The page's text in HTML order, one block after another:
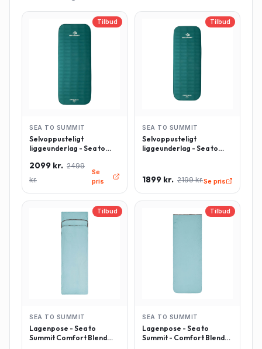
Tilbud
SEA TO SUMMIT
Selvoppusteligt
liggeunderlag - Sea to
Rektangulær - Large -
Grøn
2099 kr. 2499
kr.
Se
pris
Tilbud
SEA TO SUMMIT
Selvoppusteligt
liggeunderlag - Sea to
Grøn
1899 kr. 2199 kr.Se pris
Tilbud
SEA TO SUMMIT
Lagenpose - Sea to
Summit Comfort Blend
Tilbud
SEA TO SUMMIT
Lagenpose - Sea to
Summit - Comfort Blend